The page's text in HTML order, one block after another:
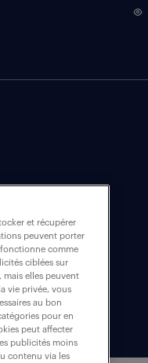
et récupérer
peuvent porter
comme
ciblées sur
mais elles peuvent
vie privée, vous
au bon
pour en
peut affecter
publicités moins
contenu via les